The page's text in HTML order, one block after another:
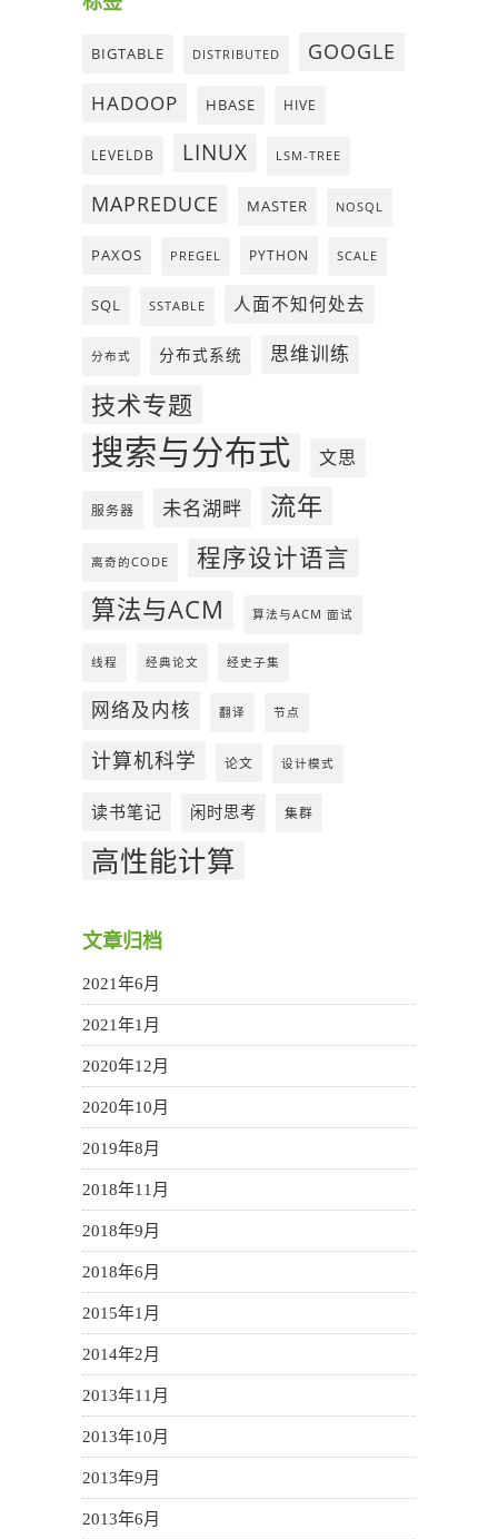
BIGTABLE DISTRIBUTED GOOGLE
HADOOP HBASE HIVE
LEVELDB LINUX LSM-TREE
MAPREDUCE MASTER NOSQL
PAXOS PREGEL PYTHON SCALE
SQL SSTABLE 人面不知何处去
分布式 分布式系统 思维训练
技术专题
搜索与分布式 文思
服务器 未名湖畔 流年
离奇的CODE 程序设计语言
算法与ACM 算法与ACM 面试
线程 经典论文 经史子集
网络及内核 翻译 节点
计算机科学 论文 设计模式
读书笔记 闲时思考 集群
高性能计算
文章归档
2021年6月
2021年1月
2020年12月
2020年10月
2019年8月
2018年11月
2018年9月
2018年6月
2015年1月
2014年2月
2013年11月
2013年10月
2013年9月
2013年6月